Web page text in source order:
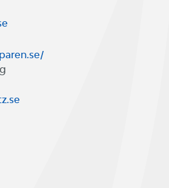
även tomten på
seglarna.